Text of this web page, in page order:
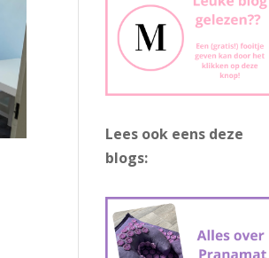
Lees ook eens deze
blogs: